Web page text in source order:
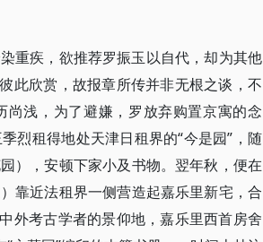
重疾，欲推荐罗振玉以自代，却为其他
此欣赏，故报章所传并非无根之谈，不
尚浅，为了避嫌，罗放弃购置京寓的念
烈租得地处天津日租界的“今是园”，随
），安顿下家小及书物。翌年秋，便在
靠近法租界一侧营造起嘉乐里新宅，合
外考古学者的景仰地，嘉乐里西首房舍